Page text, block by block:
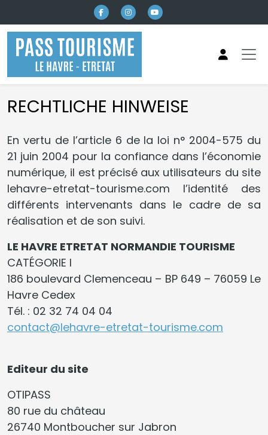
RECHTLICHE HINWEISE
En vertu de l’article 6 de la loi n° 2004-575 du
21 juin 2004 pour la confiance dans l’économie
numérique, il est précisé aux utilisateurs du site
lehavre-etretat-tourisme.com l’identité des
différents intervenants dans le cadre de sa
réalisation et de son suivi.
LE HAVRE ETRETAT NORMANDIE TOURISME
CATÉGORIE I
186 boulevard Clemenceau – BP 649 – 76059 Le
Havre Cedex
Tél. : 02 32 74 04 04
contact@lehavre-etretat-tourisme.com
Editeur du site
OTIPASS
80 rue du château
26740 Montboucher sur Jabron